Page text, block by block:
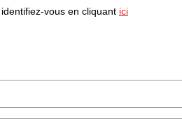
vous en cliquant ici